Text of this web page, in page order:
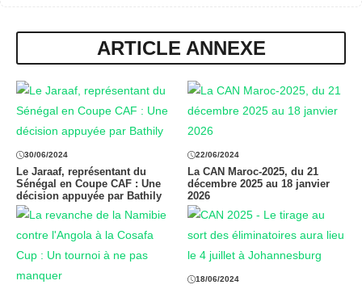
ARTICLE ANNEXE
30/06/2024
Le Jaraaf, représentant du
Sénégal en Coupe CAF : Une
décision appuyée par Bathily
22/06/2024
La CAN Maroc-2025, du 21
décembre 2025 au 18 janvier
2026
18/06/2024